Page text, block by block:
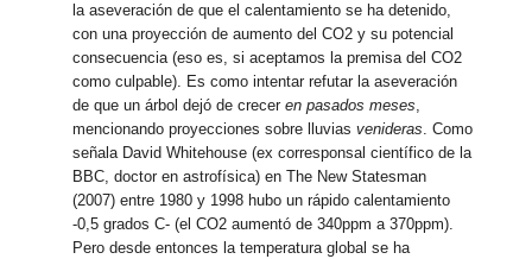
la aseveración de que el calentamiento se ha detenido,
con una proyección de aumento del CO2 y su potencial
consecuencia (eso es, si aceptamos la premisa del CO2
como culpable). Es como intentar refutar la aseveración
de que un árbol dejó de creceren pasados meses,
mencionando proyecciones sobre lluviasvenideras. Como
señala David Whitehouse (ex corresponsal científico de la
BBC, doctor en astrofísica) en The New Statesman
(2007) entre 1980 y 1998 hubo un rápido calentamiento
-0,5 grados C- (el CO2 aumentó de 340ppm a 370ppm).
Pero desde entonces la temperatura global se ha